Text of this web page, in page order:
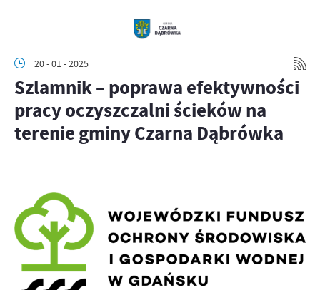
20 - 01 - 2025
Szlamnik – poprawa efektywności
pracy oczyszczalni ścieków na
terenie gminy Czarna Dąbrówka